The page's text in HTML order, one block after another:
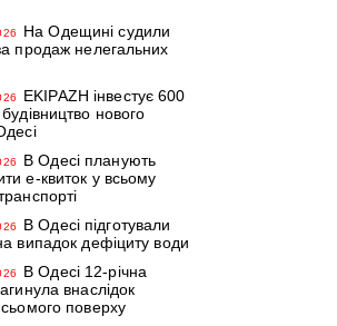
На Одещині судили
продаж нелегальних
EKIPAZH інвестує 600
нового
В Одесі планують
е-квиток у всьому
В Одесі підготували
випадок дефіциту води
В Одесі 12-річна
внаслідок
поверху